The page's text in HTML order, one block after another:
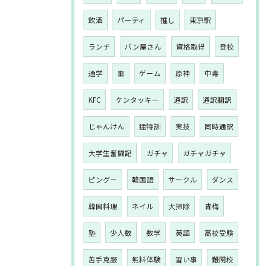
飲酒 パーティ 推し 東京駅
ランチ パン屋さん 資格取得 登校
通学 雷 ゲーム 原神 中毒
KFC ケンタッキー 通訳 通訳翻訳
じゃんけん 猛特訓 実技 同時通訳
大学生奮闘記 ガチャ ガチャガチャ
ピングー 韓国語 サークル ダンス
韓国料理 ネイル 大掃除 青梅
塾 少人数 数学 英語 高校受験
苦手克服 無料体験 習い事 難関校